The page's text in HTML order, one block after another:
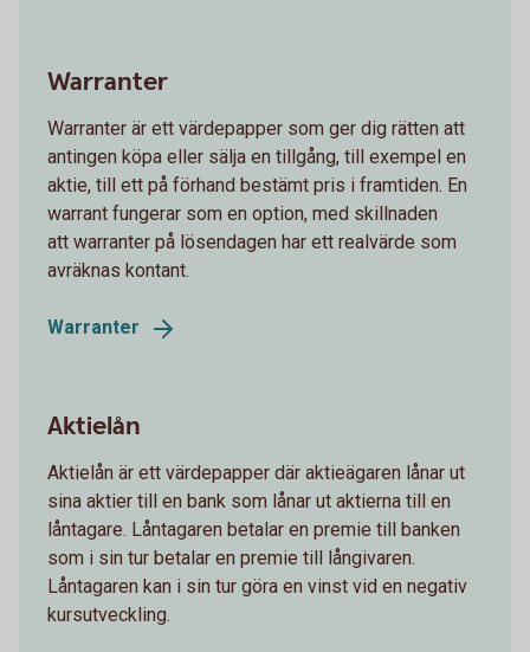
Warranter
Warranter är ett värdepapper som ger dig rätten att
antingen köpa eller sälja en tillgång, till exempel en
aktie, till ett på förhand bestämt pris i framtiden. En
warrant fungerar som en option, med skillnaden
att warranter på lösendagen har ett realvärde som
avräknas kontant.
Warranter
Aktielån
Aktielån är ett värdepapper där aktieägaren lånar ut
sina aktier till en bank som lånar ut aktierna till en
låntagare. Låntagaren betalar en premie till banken
som i sin tur betalar en premie till långivaren.
Låntagaren kan i sin tur göra en vinst vid en negativ
kursutveckling.